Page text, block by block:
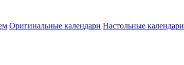
Оригинальные календари Настольные календари